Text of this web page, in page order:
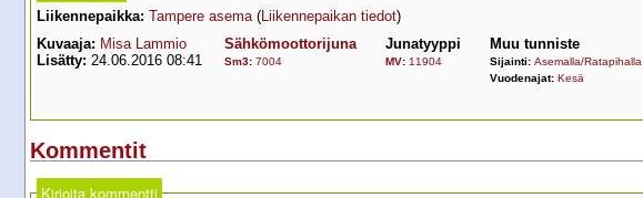
Liikennepaikka: Tampere asema(Liikennepaikan tiedot)
Kuvaaja: Misa Lammio
Lisätty: 24.06.2016 08:41
Sähkömoottorijuna
Sm3: 7004
Junatyyppi
MV: 11904
Muu tunniste
Sijainti: Asemalla/Ratapihalla
Vuodenajat: Kesä
Kommentit
Kirjoita kommentti